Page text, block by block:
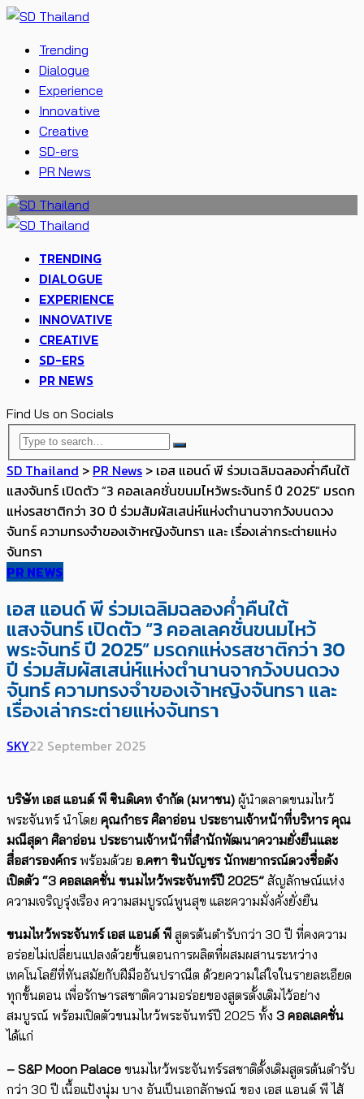
Trending
Dialogue
Experience
Innovative
Creative
SD-ers
PR News
TRENDING
DIALOGUE
EXPERIENCE
INNOVATIVE
CREATIVE
SD-ERS
PR NEWS
Find Us on Socials
SD Thailand > PR News > เอส แอนด์ พี ร่วมเฉลิมฉลองค่ำคืนใต้
แสงจันทร์ เปิดตัว “3 คอลเลคชั่นขนมไหว้พระจันทร์ ปี 2025” มรดก
แห่งรสชาติกว่า 30 ปี ร่วมสัมผัสเสน่ห์แห่งตำนานจากวังบนดวง
จันทร์ ความทรงจำของเจ้าหญิงจันทรา และ เรื่องเล่ากระต่ายแห่ง
จันทรา
PR NEWS
เอส แอนด์ พี ร่วมเฉลิมฉลองค่ำคืนใต้
แสงจันทร์ เปิดตัว “3 คอลเลคชั่นขนมไหว้
พระจันทร์ ปี 2025” มรดกแห่งรสชาติกว่า 30
ปี ร่วมสัมผัสเสน่ห์แห่งตำนานจากวังบนดวง
จันทร์ ความทรงจำของเจ้าหญิงจันทรา และ
เรื่องเล่ากระต่ายแห่งจันทรา
SKY22 September 2025
บริษัท เอส แอนด์ พี ซินดิเคท จำกัด (มหาชน) ผู้นำตลาดขนมไหว้
พระจันทร์ นำโดย คุณกำธร ศิลาอ่อน ประธานเจ้าหน้าที่บริหาร คุณ
มณีสุดา ศิลาอ่อน ประธานเจ้าหน้าที่สำนักพัฒนาความยั่งยืนและ
สื่อสารองค์กรพร้อมด้วย อ.คฑา ชินบัญชร นักพยากรณ์ดวงชื่อดัง
เปิดตัว “3 คอลเลคชั่น ขนมไหว้พระจันทร์ปี 2025” สัญลักษณ์แห่ง
ความเจริญรุ่งเรือง ความสมบูรณ์พูนสุข และความมั่งคั่งยั่งยืน
ขนมไหว้พระจันทร์ เอส แอนด์ พี สูตรต้นตำรับกว่า 30 ปี ที่คงความ
อร่อยไม่เปลี่ยนแปลงด้วยขั้นตอนการผลิตที่ผสมผสานระหว่าง
เทคโนโลยีที่ทันสมัยกับฝีมืออันปราณีต ด้วยความใส่ใจในรายละเอียด
ทุกขั้นตอน เพื่อรักษารสชาติความอร่อยของสูตรดั้งเดิมไว้อย่าง
สมบูรณ์ พร้อมเปิดตัวขนมไหว้พระจันทร์ปี 2025 ทั้ง 3 คอลเลคชั่น
ได้แก่
– S&P Moon Palace ขนมไหว้พระจันทร์รสชาติดั้งเดิมสูตรต้นตำรับ
กว่า 30 ปี เนื้อแป้งนุ่ม บาง อันเป็นเอกลักษณ์ ของ เอส แอนด์ พี ไส้